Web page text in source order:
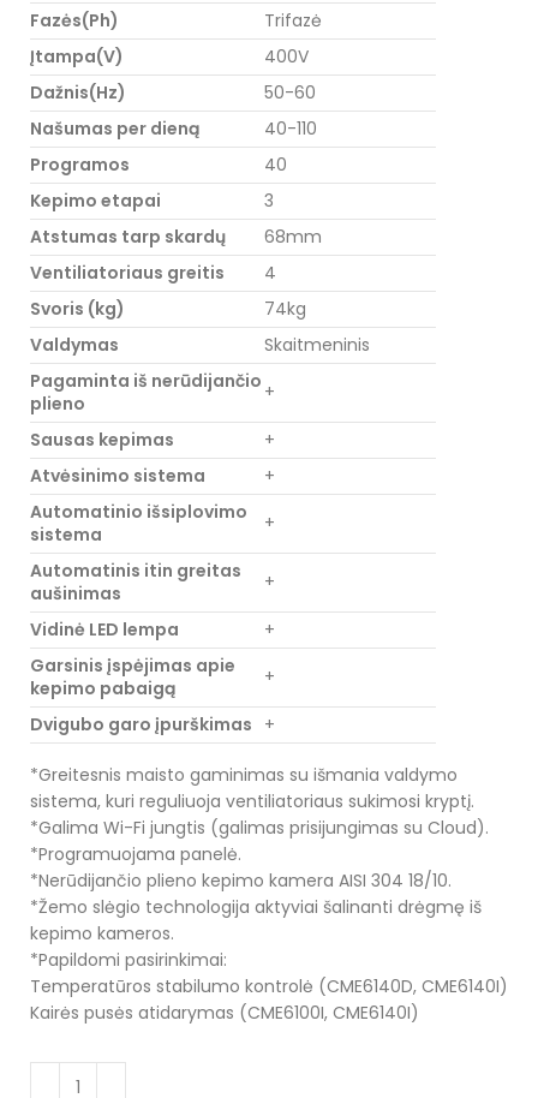
Fazės(Ph)
Trifazė
Įtampa(V)
400V
Dažnis(Hz)
50-60
Našumas per dieną
40-110
Programos
40
Kepimo etapai
3
Atstumas tarp skardų
68mm
Ventiliatoriaus greitis
4
Svoris (kg)
74kg
Valdymas
Skaitmeninis
Pagaminta iš nerūdijančio
plieno
+
Sausas kepimas
+
Atvėsinimo sistema
+
Automatinio išsiplovimo
sistema
+
Automatinis itin greitas
aušinimas
+
Vidinė LED lempa
+
Garsinis įspėjimas apie
kepimo pabaigą
+
Dvigubo garo įpurškimas +
*Greitesnis maisto gaminimas su išmania valdymo
sistema, kuri reguliuoja ventiliatoriaus sukimosi kryptį.
*Galima Wi-Fi jungtis (galimas prisijungimas su Cloud).
*Programuojama panelė.
*Nerūdijančio plieno kepimo kamera AISI 304 18/10.
*Žemo slėgio technologija aktyviai šalinanti drėgmę iš
kepimo kameros.
*Papildomi pasirinkimai:
Temperatūros stabilumo kontrolė (CME6140D, CME6140I)
Kairės pusės atidarymas (CME6100I, CME6140I)